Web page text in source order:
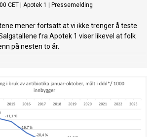
CET Apotek 1 Pressemelding
mener fortsatt at vi ikke trenger å teste
fra Apotek 1 viser likevel at folk
på nesten to år.